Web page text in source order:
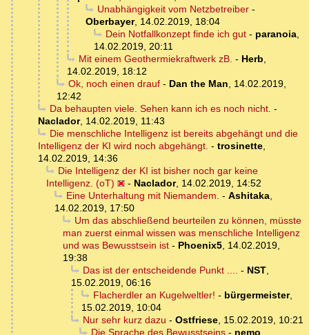
Unabhängigkeit vom Netzbetreiber-
Oberbayer, 14.02.2019, 18:04
Dein Notfallkonzept finde ich gut- paranoia,
14.02.2019, 20:11
Mit einem Geothermiekraftwerk zB. - Herb,
14.02.2019, 18:12
Ok, noch einen drauf- Dan the Man, 14.02.2019,
12:42
Da behaupten viele. Sehen kann ich es noch nicht. -
Naclador, 14.02.2019, 11:43
Die menschliche Intelligenz ist bereits abgehängt und die
Intelligenz der KI wird noch abgehängt. - trosinette,
14.02.2019, 14:36
Die Intelligenz der KI ist bisher noch gar keine
Intelligenz. (oT)
- Naclador, 14.02.2019, 14:52
Eine Unterhaltung mit Niemandem. - Ashitaka,
14.02.2019, 17:50
Um das abschließend beurteilen zu können, müsste
man zuerst einmal wissen was menschliche Intelligenz
und was Bewusstsein ist - Phoenix5, 14.02.2019,
19:38
Das ist der entscheidende Punkt .... - NST,
15.02.2019, 06:16
Flacherdler an Kugelweltler! - bürgermeister,
15.02.2019, 10:04
Nur sehr kurz dazu - Ostfriese, 15.02.2019, 10:21
Die Sprache des Bewusstseins- nemo,